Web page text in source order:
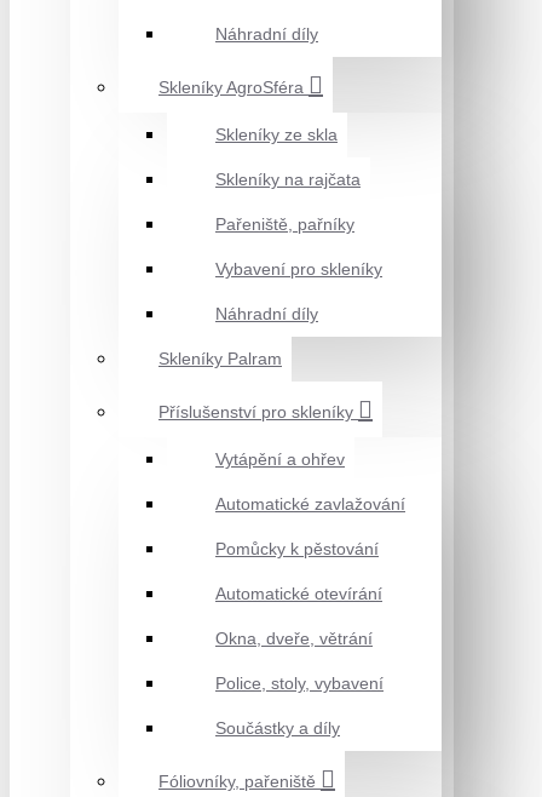
Náhradní díly
Skleníky AgroSféra
Skleníky ze skla
Skleníky na rajčata
Pařeniště, pařníky
Vybavení pro skleníky
Náhradní díly
Skleníky Palram
Příslušenství pro skleníky
Vytápění a ohřev
Automatické zavlažování
Pomůcky k pěstování
Automatické otevírání
Okna, dveře, větrání
Police, stoly, vybavení
Součástky a díly
Fóliovníky, pařeniště